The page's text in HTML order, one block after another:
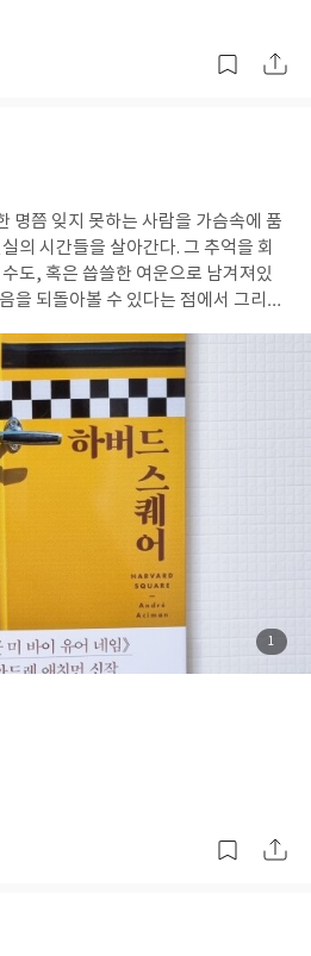
명쯤 잊지 못하는 사람을 가슴속에 품
의 시간들을 살아간다. 그 추억을 회
도, 혹은 씁쓸한 여운으로 남겨져있
을 되돌아볼 수 있다는 점에서 그리움
의 회고록인 동시에 시간이 꽤나 흐른
했었다고 마음을 전할 수 있는 먼지 쌓
루어지지 못한 사랑이지만 때로는 서
했던 연인들에게 이 책이 심심한 위로
상부 세계 최고 대학 하버드 입학을
표정은 뚱할 뿐이었다. 아들과의 캠퍼
있던 기억을 되뇌는 주인공은 칼라지
건물을 바라보며 추억을 회상하게 된
명적으로 끌릴 수밖에 없던 두 사람은
될지 뒷내용이 자꾸만 궁금해지는 소
는 매일 밤 케임브리지의 술집이나
앉아 우리가 사랑했지만 잃어버린 프
기를 나누었다."
그 음악을 듣는 것을 좋아했고, 비컨
드 공원을 따라 늘어선 반짝이는 작은
것을 좋아했다."
가 택시 밖으로 고개를 내밀고 힘차게
력에서 끌어내 지금 여기로 데려왔던
해에 의해 작성했습니다]
#하버드스퀘
첨
부
사
1